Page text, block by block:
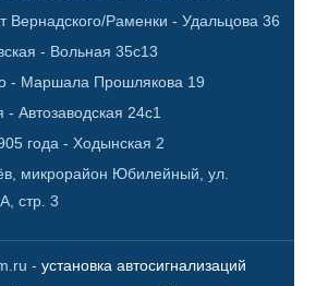
Вернадского/Раменки - Удальцова 36
- Вольная 35с13
- Маршала Прошлякова 19
- Автозаводская 24с1
года - Ходынская 2
микрорайон Юбилейный, ул.
стр. 3
- установка автосигнализаций